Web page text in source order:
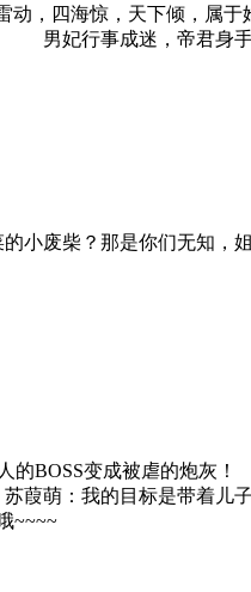
动，四海惊，天下倾
男妃行事成迷，帝君身
小废柴？那是你们无知
人的BOSS变成被虐的
：我的目标是带着儿
~~~~